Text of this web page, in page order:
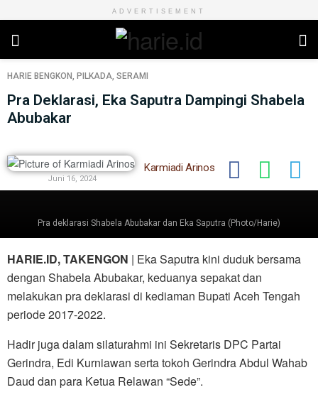
ADVERTISEMENT
HARIE BENGKON, PILKADA, SERAMI
Pra Deklarasi, Eka Saputra Dampingi Shabela
Abubakar
Karmiadi Arinos
Juni 16, 2024
Pra deklarasi Shabela Abubakar dan Eka Saputra (Photo/Harie)
HARIE.ID, TAKENGON | Eka Saputra kini duduk bersama
dengan Shabela Abubakar, keduanya sepakat dan
melakukan pra deklarasi di kediaman Bupati Aceh Tengah
periode 2017-2022.
Hadir juga dalam silaturahmi ini Sekretaris DPC Partai
Gerindra, Edi Kurniawan serta tokoh Gerindra Abdul Wahab
Daud dan para Ketua Relawan “Sede”.